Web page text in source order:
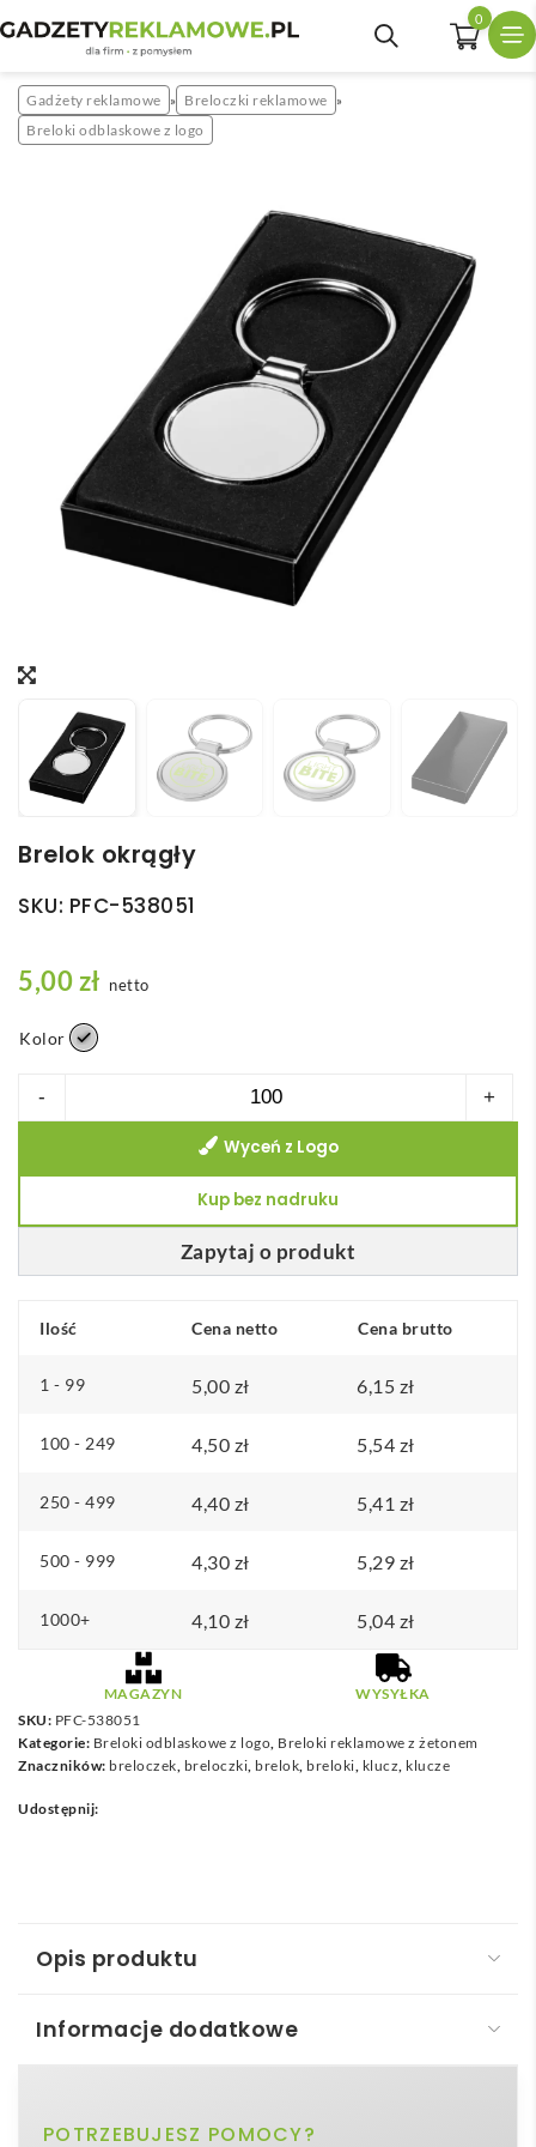
0
Gadżety reklamowe » Breloczki reklamowe »
Breloki odblaskowe z logo
Brelok okrągły
SKU: PFC-538051
5,00zł netto
Kolor
-
Brelok
+
Zapytaj o produkt
Wyceń z Logo
Kup bez nadruku
Ilość Cena netto Cena brutto
1 - 99 5,00 zł 6,15 zł
100 - 249 4,50 zł 5,54 zł
250 - 499 4,40 zł 5,41 zł
500 - 999 4,30 zł 5,29 zł
1000+ 4,10 zł 5,04 zł
MAGAZYN
WYSYŁKA
SKU: PFC-538051
Kategorie: Breloki odblaskowe z logo, Breloki reklamowe z żetonem
Znaczników: breloczek, breloczki, brelok, breloki, klucz, klucze
Udostępnij:
Opis produktu
który można spersonalizować logotypem firmy i
Informacje dodatkowe
Kolor szary
POTRZEBUJESZ POMOCY?